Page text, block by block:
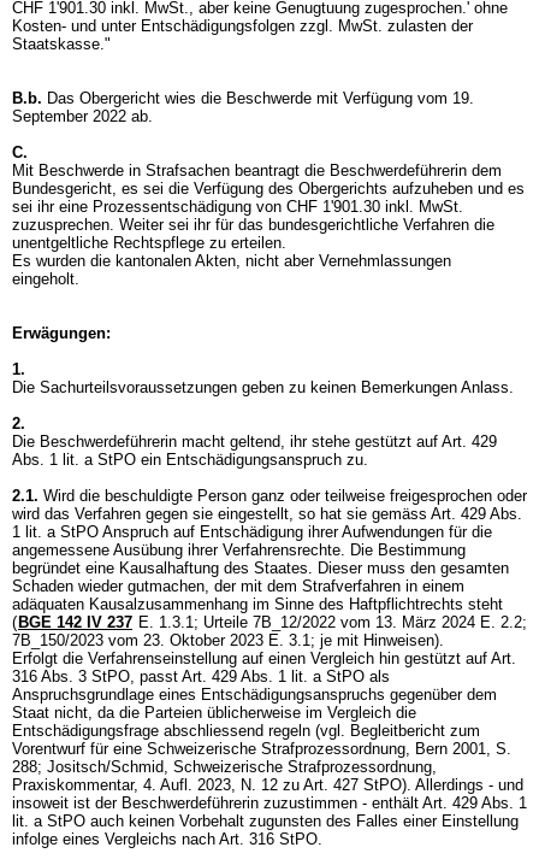
CHF 1'901.30 inkl. MwSt., aber keine Genugtuung zugesprochen.' ohne
Kosten- und unter Entschädigungsfolgen zzgl. MwSt. zulasten der
Staatskasse."
B.b. Das Obergericht wies die Beschwerde mit Verfügung vom 19.
September 2022 ab.
C.
Mit Beschwerde in Strafsachen beantragt die Beschwerdeführerin dem
Bundesgericht, es sei die Verfügung des Obergerichts aufzuheben und es
sei ihr eine Prozessentschädigung von CHF 1'901.30 inkl. MwSt.
zuzusprechen. Weiter sei ihr für das bundesgerichtliche Verfahren die
unentgeltliche Rechtspflege zu erteilen.
Es wurden die kantonalen Akten, nicht aber Vernehmlassungen
eingeholt.
Erwägungen:
1.
Die Sachurteilsvoraussetzungen geben zu keinen Bemerkungen Anlass.
2.
Die Beschwerdeführerin macht geltend, ihr stehe gestützt auf Art. 429
Abs. 1 lit. a StPO ein Entschädigungsanspruch zu.
2.1. Wird die beschuldigte Person ganz oder teilweise freigesprochen oder
wird das Verfahren gegen sie eingestellt, so hat sie gemäss Art. 429 Abs.
1 lit. a StPO Anspruch auf Entschädigung ihrer Aufwendungen für die
angemessene Ausübung ihrer Verfahrensrechte. Die Bestimmung
begründet eine Kausalhaftung des Staates. Dieser muss den gesamten
Schaden wieder gutmachen, der mit dem Strafverfahren in einem
adäquaten Kausalzusammenhang im Sinne des Haftpflichtrechts steht
( BGE 142 IV 237 E. 1.3.1; Urteile 7B_12/2022 vom 13. März 2024 E. 2.2;
7B_150/2023 vom 23. Oktober 2023 E. 3.1; je mit Hinweisen).
Erfolgt die Verfahrenseinstellung auf einen Vergleich hin gestützt auf Art.
316 Abs. 3 StPO, passt Art. 429 Abs. 1 lit. a StPO als
Anspruchsgrundlage eines Entschädigungsanspruchs gegenüber dem
Staat nicht, da die Parteien üblicherweise im Vergleich die
Entschädigungsfrage abschliessend regeln (vgl. Begleitbericht zum
Vorentwurf für eine Schweizerische Strafprozessordnung, Bern 2001, S.
288; Jositsch/Schmid, Schweizerische Strafprozessordnung,
Praxiskommentar, 4. Aufl. 2023, N. 12 zu Art. 427 StPO). Allerdings - und
insoweit ist der Beschwerdeführerin zuzustimmen - enthält Art. 429 Abs. 1
lit. a StPO auch keinen Vorbehalt zugunsten des Falles einer Einstellung
infolge eines Vergleichs nach Art. 316 StPO.